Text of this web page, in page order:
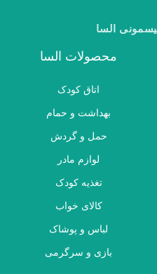
السا
محصولات السا
اتاق کودک
بهداشت و حمام
حمل و گردش
لوازم مادر
تغذیه کودک
کالای خواب
لباس و پوشاک
بازی و سرگرمی